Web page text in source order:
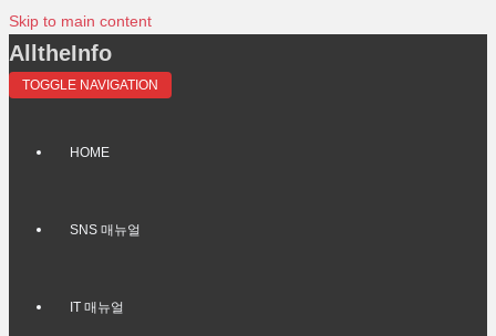
Skip to main content
AlltheInfo
TOGGLE NAVIGATION
HOME
SNS 매뉴얼
IT 매뉴얼